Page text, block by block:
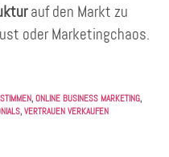
auf den Markt zu
oder Marketingchaos.
, ONLINE BUSINESS MARKETING,
, VERTRAUEN VERKAUFEN